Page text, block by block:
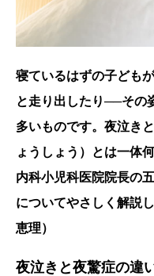
寝ているはずの子ども
と走り出したり──その
多いものです。夜泣き
ょうしょう）とは一体
内科小児科医院院長の
についてやさしく解説
恵理）
夜泣きと夜驚症の違